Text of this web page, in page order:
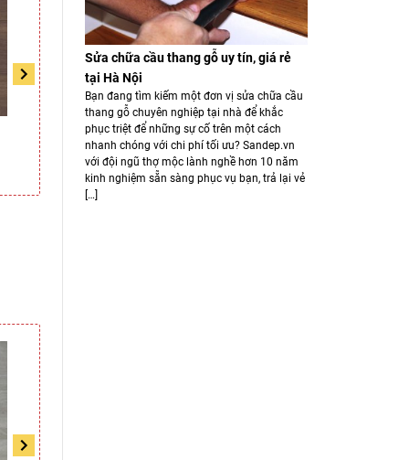
Sàn gỗ WaterBlock
W2202
Liên hệ
Sàn gỗ WaterBlock
W2211
Liên hệ
Sửa chữa cầu thang gỗ uy tín, giá rẻ
tại Hà Nội
Bạn đang tìm kiếm một đơn vị sửa chữa cầu
thang gỗ chuyên nghiệp tại nhà để khắc
phục triệt để những sự cố trên một cách
nhanh chóng với chi phí tối ưu? Sandep.vn
với đội ngũ thợ mộc lành nghề hơn 10 năm
kinh nghiệm sẵn sàng phục vụ bạn, trả lại vẻ
[…]